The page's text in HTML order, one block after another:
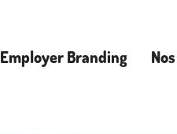
Employer Branding